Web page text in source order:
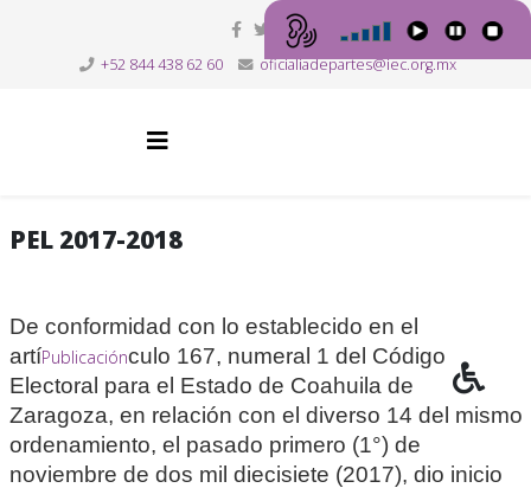
+52 844 438 62 60 oficialiadepartes@iec.org.mx
PEL 2017-2018
De conformidad con lo establecido en el
artíPublicaciónculo 167, numeral 1 del Código
Electoral para el Estado de Coahuila de
Zaragoza, en relación con el diverso 14 del mismo
ordenamiento, el pasado primero (1°) de
noviembre de dos mil diecisiete (2017), dio inicio